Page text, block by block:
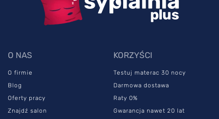
O NAS
O firmie
Blog
Oferty pracy
Znajdź salon
KORZYŚCI
Testuj materac 30 nocy
Darmowa dostawa
Raty 0%
Gwarancja nawet 20 lat